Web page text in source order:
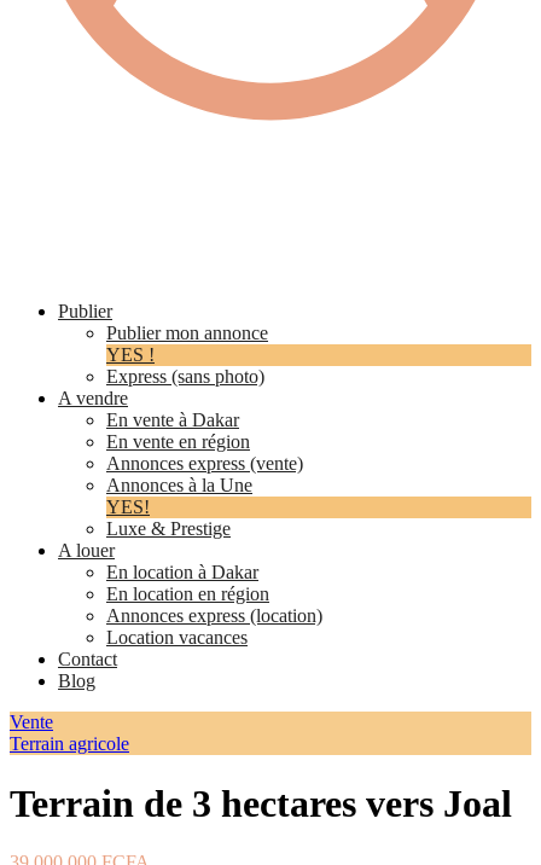
Publier
Publier mon annonce
YES !
Express (sans photo)
A vendre
En vente à Dakar
En vente en région
Annonces express (vente)
Annonces à la Une
YES!
Luxe & Prestige
A louer
En location à Dakar
En location en région
Annonces express (location)
Location vacances
Contact
Blog
Vente
Terrain agricole
Terrain de 3 hectares vers Joal